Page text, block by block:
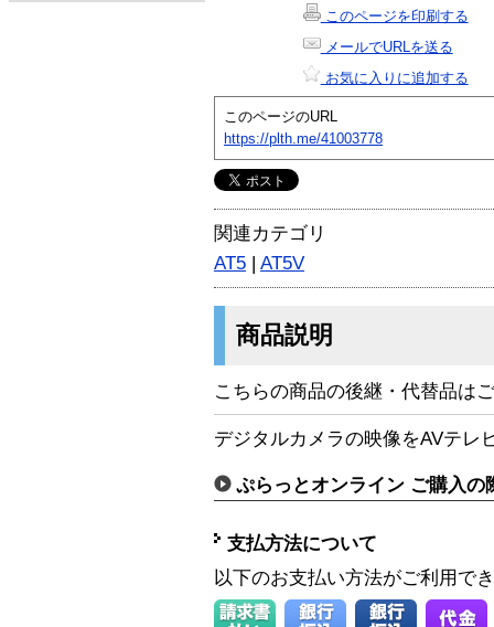
このページを印刷する
メールでURLを送る
お気に入りに追加する
このページのURL
https://plth.me/41003778
関連カテゴリ
AT5 | AT5V
商品説明
こちらの商品の後継・代替品は
デジタルカメラの映像をAVテレ
ぷらっとオンライン ご購入の
支払方法について
以下のお支払い方法がご利用で